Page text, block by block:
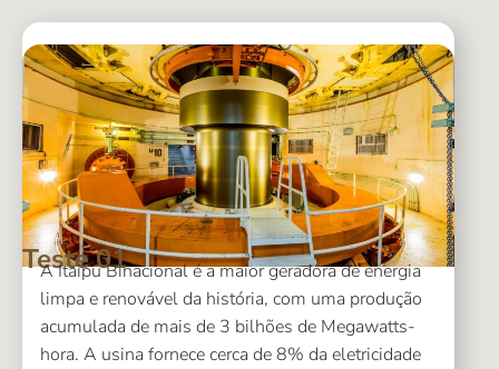
Teste 01
A Itaipu Binacional é a maior geradora de energia
limpa e renovável da história, com uma produção
acumulada de mais de 3 bilhões de Megawatts-
hora. A usina fornece cerca de 8% da eletricidade